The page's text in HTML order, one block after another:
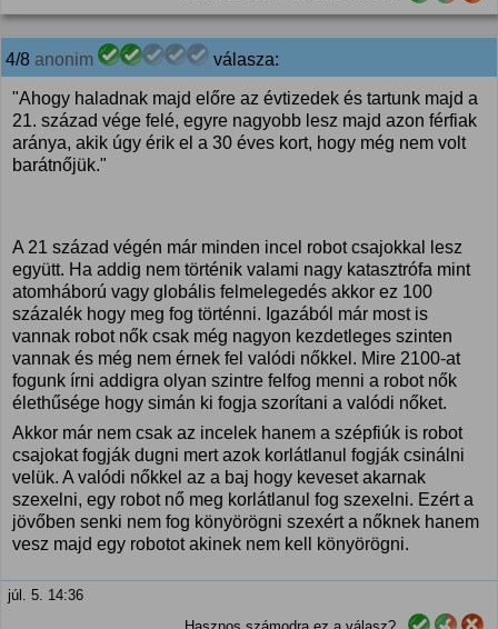
4/8 anonim válasza:
"Ahogy haladnak majd előre az évtizedek és tartunk majd a
21. század vége felé, egyre nagyobb lesz majd azon férfiak
aránya, akik úgy érik el a 30 éves kort, hogy még nem volt
barátnőjük."
A 21 század végén már minden incel robot csajokkal lesz
együtt. Ha addig nem történik valami nagy katasztrófa mint
atomháború vagy globális felmelegedés akkor ez 100
százalék hogy meg fog történni. Igazából már most is
vannak robot nők csak még nagyon kezdetleges szinten
vannak és még nem érnek fel valódi nőkkel. Mire 2100-at
fogunk írni addigra olyan szintre felfog menni a robot nők
élethűsége hogy simán ki fogja szorítani a valódi nőket.
Akkor már nem csak az incelek hanem a szépfiúk is robot
csajokat fogják dugni mert azok korlátlanul fogják csinálni
velük. A valódi nőkkel az a baj hogy keveset akarnak
szexelni, egy robot nő meg korlátlanul fog szexelni. Ezért a
jövőben senki nem fog könyörögni szexért a nőknek hanem
vesz majd egy robotot akinek nem kell könyörögni.
júl. 5. 14:36